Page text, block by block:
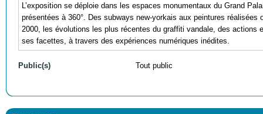
L’exposition se déploie dans les espaces monumentaux du Grand
présentées à 360°. Des subways new-yorkais aux peintures
2000, les évolutions les plus récentes du graffiti vandale, des
ses facettes, à travers des expériences numériques inédites.
Public(s) Tout public